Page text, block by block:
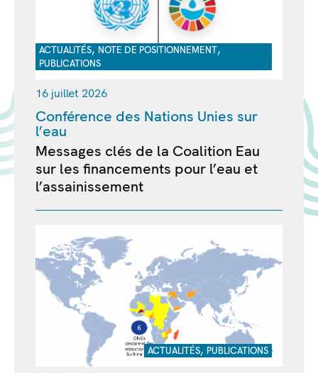
ACTUALITÉS, NOTE DE POSITIONNEMENT,
PUBLICATIONS
16 juillet 2026
Conférence des Nations Unies sur
l’eau
Messages clés de la Coalition Eau
sur les financements pour l’eau et
l’assainissement
ACTUALITÉS, PUBLICATIONS